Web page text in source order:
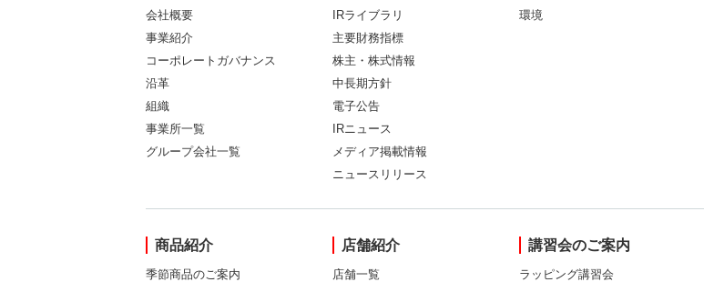
会社概要
事業紹介
コーポレートガバナンス
沿革
組織
事業所一覧
グループ会社一覧
IRライブラリ
主要財務指標
株主・株式情報
中長期方針
電子公告
IRニュース
メディア掲載情報
ニュースリリース
環境
商品紹介
季節商品のご案内
店舗紹介
店舗一覧
講習会のご案内
ラッピング講習会